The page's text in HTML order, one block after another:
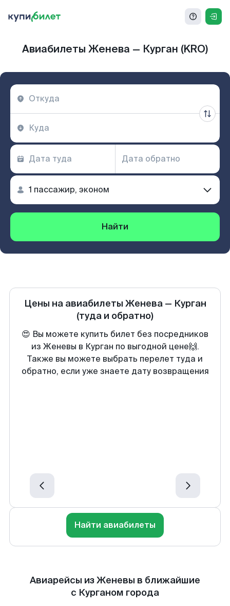
Авиабилеты Женева — Курган (KRO)
Найти
Цены на авиабилеты Женева— Курган
(туда и обратно)
😍 Вы можете купить билет без посредников
из Женевы в Курган по выгодной цене🙌.
Также вы можете выбрать перелет туда и
обратно, если уже знаете дату возвращения
Найти авиабилеты
Авиарейсы из Женевы в ближайшие
с Курганом города